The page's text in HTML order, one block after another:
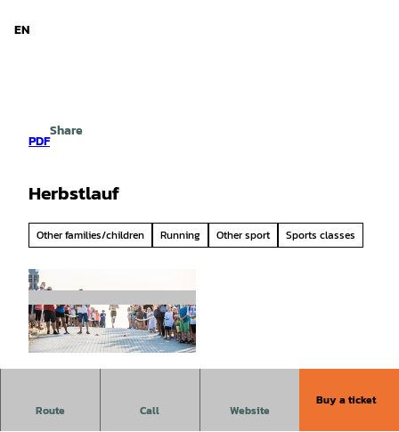
EN
PDF
Share
Herbstlauf
Other families/children Running Other sport Sports classes
CC-BY
Route Call Website
Buy a ticket
Herbstlauf auf Juist